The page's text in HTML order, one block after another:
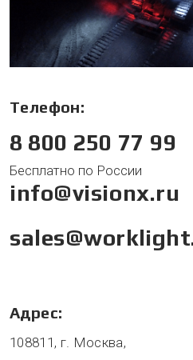
Телефон:
8 800 250 77 99
Бесплатно по России
info@visionx.ru
Адрес:
108811, г. Москва,